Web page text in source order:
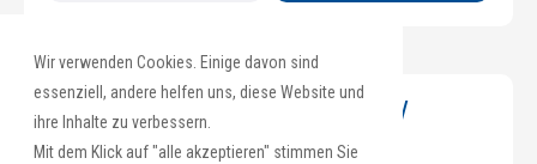
Wir verwenden Cookies. Einige davon sind
essenziell, andere helfen uns, diese Website und
ihre Inhalte zu verbessern.
Mit dem Klick auf "alle akzeptieren" stimmen Sie
Manager (m/w/d) Restrukturierung /
Sanierung